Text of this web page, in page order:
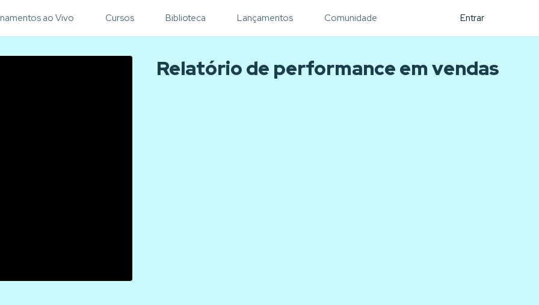
ao Vivo Cursos Biblioteca Lançamentos Comunidade Entrar
Relatório de performance em vendas